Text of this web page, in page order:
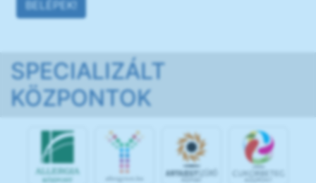
BELÉPEK!
SPECIALIZÁLT
KÖZPONTOK